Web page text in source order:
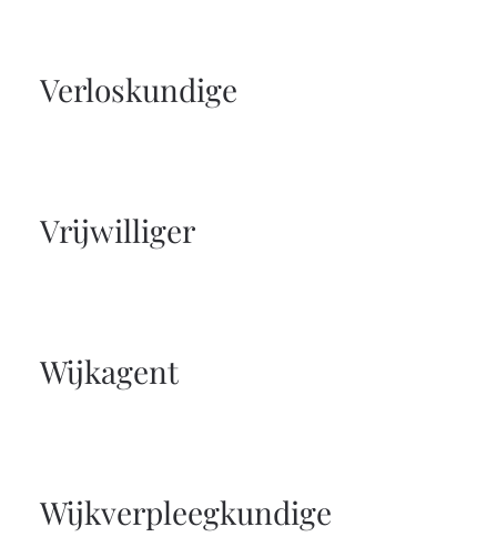
Verloskundige
Vrijwilliger
Wijkagent
Wijkverpleegkundige